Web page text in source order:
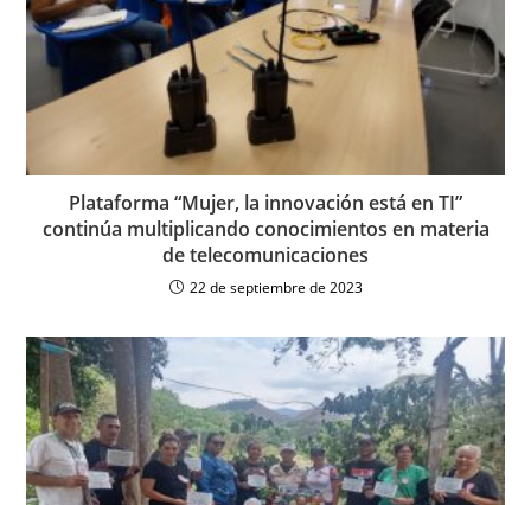
Plataforma “Mujer, la innovación está en TI”
continúa multiplicando conocimientos en materia
de telecomunicaciones
22 de septiembre de 2023